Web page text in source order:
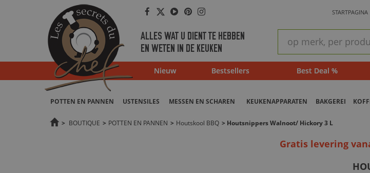
Facebook
Twitter
Youtube
Pinterest
Instagram STARTPAGINA
ALLES WAT U DIENT TE HEBBEN
EN WETEN IN DE KEUKEN
zoeken
Nieuw Bestsellers Best Deal %
POTTEN EN PANNEN USTENSILES MESSEN EN SCHAREN KEUKENAPPARATEN BAKGEREI
> BOUTIQUE > POTTEN EN PANNEN > Houtskool BBQ > Houtsnippers Walnoot/ Hickory 3 L
Gratis levering